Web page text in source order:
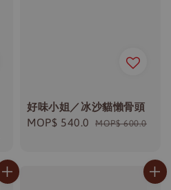
好味小姐／冰沙貓懶骨頭
Sale
MOP$ 540.0 Regular
MOP$ 600.0